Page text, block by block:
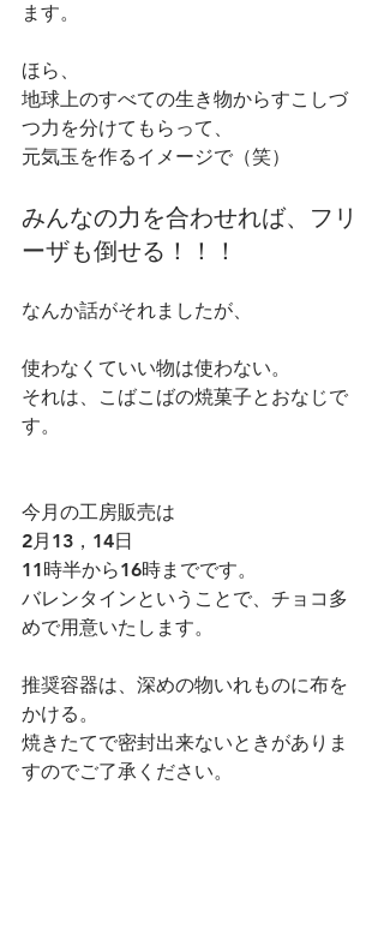
ます。
ほら、
地球上のすべての生き物からすこしづ
つ力を分けてもらって、
元気玉を作るイメージで（笑）
みんなの力を合わせれば、フリ
ーザも倒せる！！！
なんか話がそれましたが、
使わなくていい物は使わない。
それは、こばこばの焼菓子とおなじで
す。
今月の工房販売は
2月13，14日
11時半から16時までです。
バレンタインということで、チョコ多
めで用意いたします。
推奨容器は、深めの物いれものに布を
かける。
焼きたてで密封出来ないときがありま
すのでご了承ください。